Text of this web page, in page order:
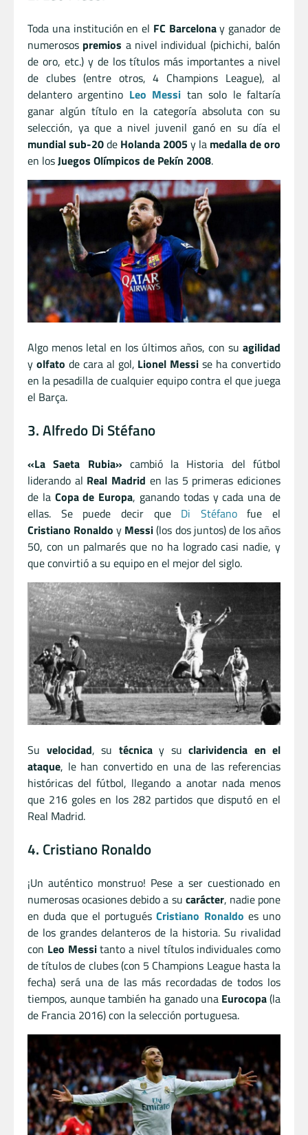
Toda una institución en el FC Barcelonay ganador de
numerosos premios a nivel individual (pichichi, balón
de oro, etc.) y de los títulos más importantes a nivel
de clubes (entre otros, 4 Champions League), al
delantero argentino Leo Messi tan solo le faltaría
ganar algún título en la categoría absoluta con su
selección, ya que a nivel juvenil ganó en su día el
mundial sub-20de Holanda 2005y la medalla de oro
en losJuegos Olímpicos de Pekín 2008.
Algo menos letal en los últimos años, con su agilidad
y olfato de cara al gol, Lionel Messi se ha convertido
en la pesadilla de cualquier equipo contra el que juega
el Barça.
3. Alfredo Di Stéfano
«La Saeta Rubia» cambió la Historia del fútbol
liderando al Real Madrid en las 5 primeras ediciones
de la Copa de Europa, ganando todas y cada una de
ellas. Se puede decir que Di Stéfanofue el
Cristiano Ronaldo y Messi(los dos juntos) de los años
50, con un palmarés que no ha logrado casi nadie, y
que convirtió a su equipo en el mejor del siglo.
Su velocidad, su técnicay su clarividencia en el
ataque, le han convertido en una de las referencias
históricas del fútbol, llegando a anotar nada menos
que 216 goles en los 282 partidos que disputó en el
Real Madrid.
4. Cristiano Ronaldo
¡Un auténtico monstruo! Pese a ser cuestionado en
numerosas ocasiones debido a su carácter, nadie pone
en duda que el portuguésCristiano Ronaldo es uno
de los grandes delanteros de la historia. Su rivalidad
con Leo Messitanto a nivel títulos individuales como
de títulos de clubes (con 5 Champions League hasta la
fecha) será una de las más recordadas de todos los
tiempos, aunque también ha ganado una Eurocopa(la
de Francia 2016) con la selección portuguesa.